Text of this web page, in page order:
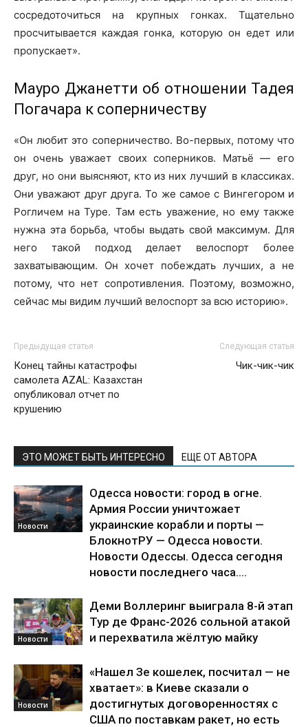
сосредоточиться на крупных гонках. Тщательно
просчитывается каждая гонка, которую он едет или
пропускает».
Мауро Джанетти об отношении Тадея
Погачара к соперничеству
«Он любит это соперничество. Во-первых, потому что
он очень уважает своих соперников. Матьё — его
друг, но они выясняют, кто из них лучший в классиках.
Они уважают друг друга. То же самое с Вингегором и
Рогличем на Туре. Там есть уважение, но ему также
нужна эта борьба, чтобы выдать свой максимум. Для
него такой подход делает велоспорт более
захватывающим. Он хочет побеждать лучших, а не
потому, что нет сопротивления. Поэтому, возможно,
сейчас мы видим лучший велоспорт за всю историю».
Предыдущая статья
Конец тайны катастрофы
самолета AZAL: Казахстан
опубликовал отчет по
крушению
Следующая статья
Чик-чик-чик
ЭТО МОЖЕТ БЫТЬ ИНТЕРЕСНО ЕЩЕ ОТ АВТОРА
Новости
Одесса новости: город в огне.
Армия России уничтожает
украинские корабли и порты —
БлокнотРУ — Одесса новости.
Новости Одессы. Одесса сегодня
новости последнего часа....
Новости
Деми Воллеринг выиграла 8-й этап
Тур де Франс-2026 сольной атакой
и перехватила жёлтую майку
Новости
«Нашел Зе кошелек, посчитал — не
хватает»: в Киеве сказали о
достигнутых договоренностях с
США по поставкам ракет, но есть